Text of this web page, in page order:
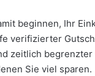
beginnen, Ihr
verifizierter
zeitlich begrenzter
Sie viel sparen.